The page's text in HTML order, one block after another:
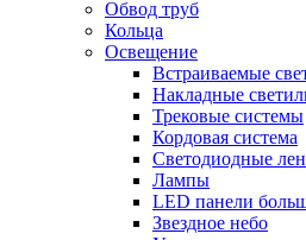
Обвод труб
Кольца
Освещение
Встраиваемые
Накладные
Трековые системы
Кордовая система
Светодиодные
Лампы
LED панели
Звездное небо